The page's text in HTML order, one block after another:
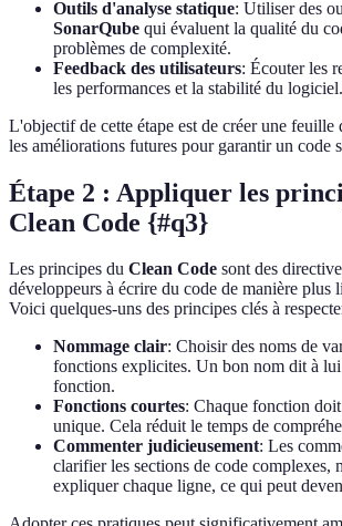
Outils d'analyse statique: Utiliser des
SonarQube qui évaluent la qualité du
problèmes de complexité.
Feedback des utilisateurs: Écouter les
les performances et la stabilité du logiciel.
L'objectif de cette étape est de créer une feuille
les améliorations futures pour garantir un code
Étape 2 : Appliquer les
Clean Code {#q3}
Les principes du Clean Code sont des
développeurs à écrire du code de manière plus
Voici quelques-uns des principes clés à
Nommage clair: Choisir des noms de
fonctions explicites. Un bon nom dit à
fonction.
Fonctions courtes: Chaque fonction
unique. Cela réduit le temps de
Commenter judicieusement: Les
clarifier les sections de code complexes,
expliquer chaque ligne, ce qui peut